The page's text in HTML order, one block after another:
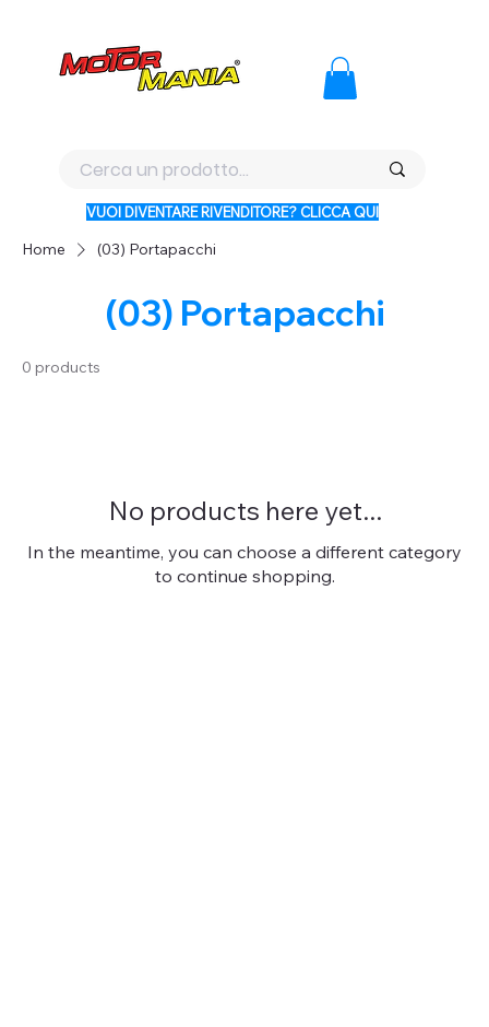
VUOI DIVENTARE RIVENDITORE? CLICCA QUI
Home (03) Portapacchi
(03) Portapacchi
0 products
No products here yet...
In the meantime, you can choose a different category
to continue shopping.